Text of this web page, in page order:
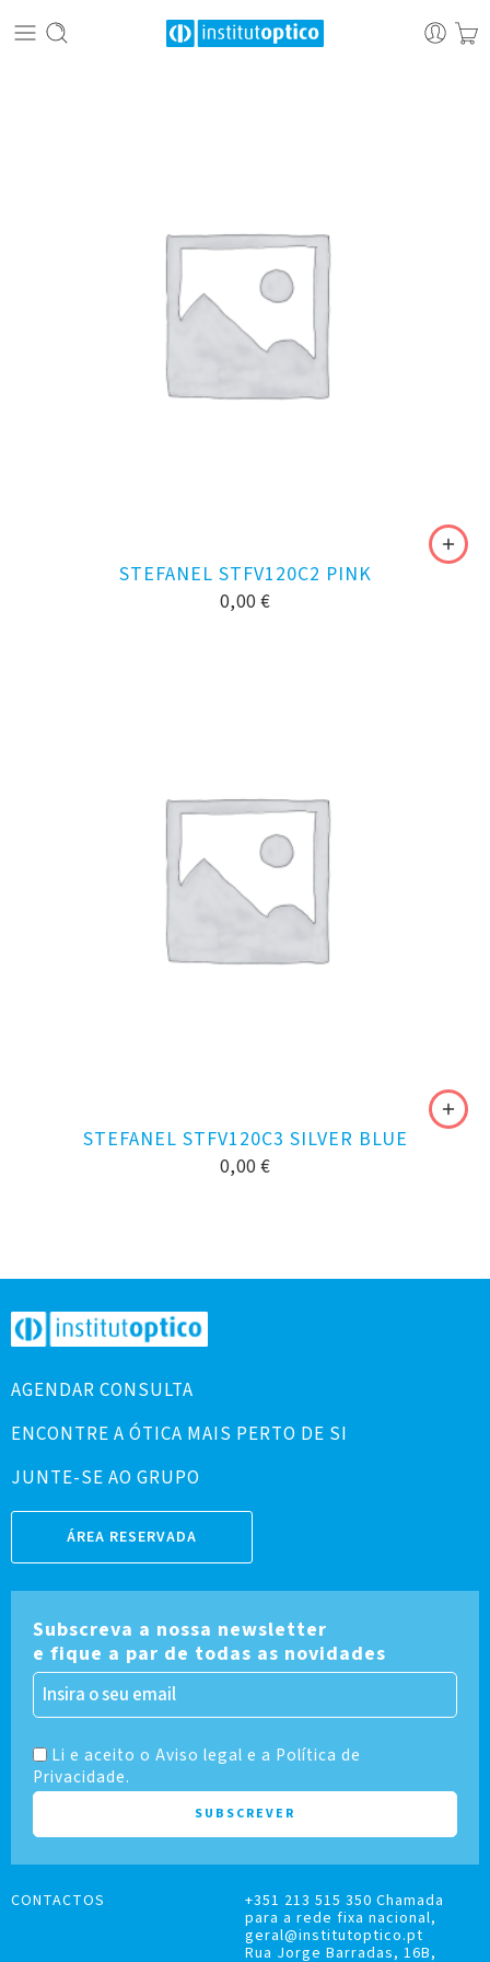
STEFANEL STFV120C2 PINK
0,00 €
STEFANEL STFV120C3 SILVER BLUE
0,00 €
AGENDAR CONSULTA
ENCONTRE A ÓTICA MAIS PERTO DE SI
JUNTE-SE AO GRUPO
ÁREA RESERVADA
Subscreva a nossa newsletter
e fique a par de todas as novidades
Li e aceito o Aviso legal e a Política de
Privacidade.
CONTACTOS
+351 213 515 350 Chamada
para a rede fixa nacional,
geral@institutoptico.pt
Rua Jorge Barradas, 16B,